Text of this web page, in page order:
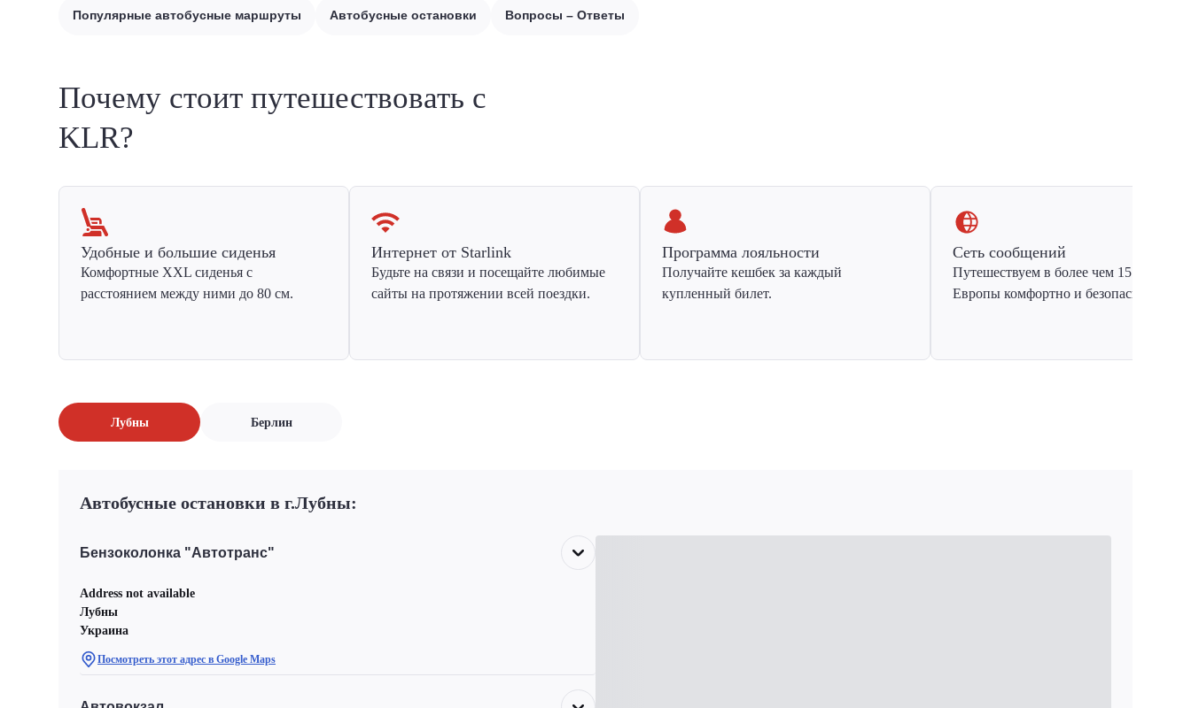
Популярные автобусные маршруты Автобусные остановки Вопросы – Ответы
Почему стоит путешествовать с
KLR?
Удобные и большие сиденья
Комфортные XXL сиденья с
расстоянием между ними до 80 см.
Интернет от Starlink
Будьте на связи и посещайте любимые
сайты на протяжении всей поездки.
Программа лояльности
Получайте кешбек за каждый
купленный билет.
Сеть сообщений
Путешествуем в более чем 15 стран
Европы комфортно и безопасно.
Лубны Берлин
Автобусные остановки в г.Лубны:
Бензоколонка "Автотранс"
Address not available
Лубны
Украина
Посмотреть этот адрес в Google Maps